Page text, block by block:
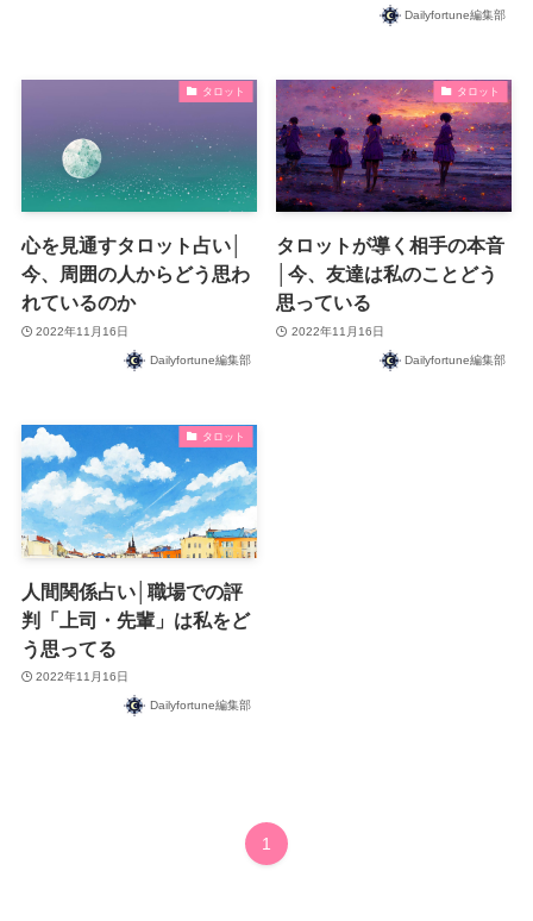
Dailyfortune編集部
タロット
心を見通すタロット占い│
今、周囲の人からどう思わ
れているのか
2022年11月16日
Dailyfortune編集部
タロット
タロットが導く相手の本音
│今、友達は私のことどう
思っている
2022年11月16日
Dailyfortune編集部
タロット
人間関係占い│職場での評
判「上司・先輩」は私をど
う思ってる
2022年11月16日
Dailyfortune編集部
1